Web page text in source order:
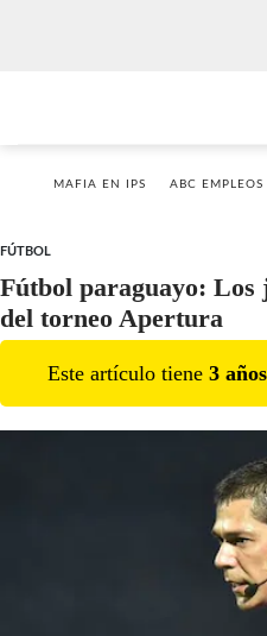
MAFIA EN IPS ABC EMPLEOS
FÚTBOL
Fútbol paraguayo: Los
del torneo Apertura
Este artículo tiene 3 años